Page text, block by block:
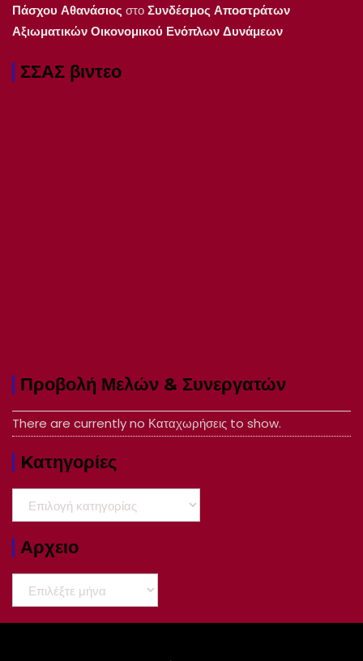
Πάσχου Αθανάσιος στοΣυνδέσμος Αποστράτων
Αξιωματικών Οικονομικού Ενόπλων Δυνάμεων
ΣΣΑΣ βιντεο
Προβολή Μελών & Συνεργατών
There are currently no Καταχωρήσεις to show.
Kατηγορίες
Αρχειο